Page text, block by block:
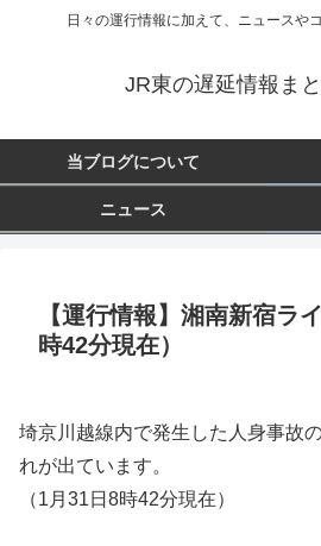
日々の運行情報に加えて、ニュースや
JR東の遅延情報ま
当ブログについて
ニュース
【運行情報】湘南新宿ラ
時42分現在）
埼京川越線内で発生した人身事故
れが出ています。
（1月31日8時42分現在）